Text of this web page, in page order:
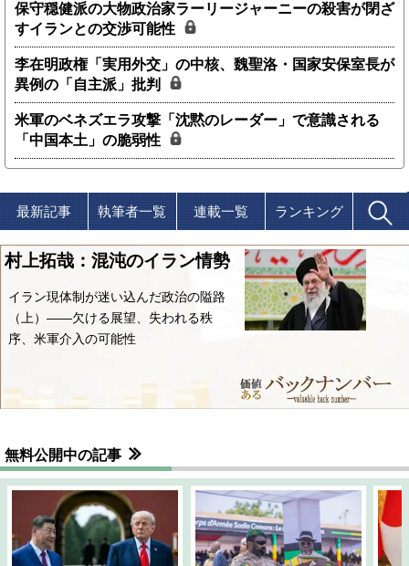
保守穏健派の大物政治家ラーリージャーニーの殺害が閉ざ
すイランとの交渉可能性
李在明政権「実用外交」の中核、魏聖洛・国家安保室長が
異例の「自主派」批判
米軍のベネズエラ攻撃「沈黙のレーダー」で意識される
「中国本土」の脆弱性
最新記事 執筆者一覧 連載一覧 ランキング
村上拓哉：混沌のイラン情勢
イラン現体制が迷い込んだ政治の隘路
（上）――欠ける展望、失われる秩
序、米軍介入の可能性
無料公開中の記事